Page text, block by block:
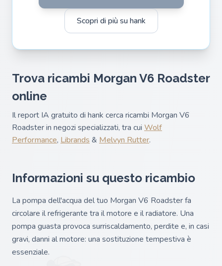
Scopri di più su hank
Trova ricambi Morgan V6 Roadster
online
Il report IA gratuito di hank cerca ricambi Morgan V6
Roadster in negozi specializzati, tra cui Wolf
Performance, Librands & Melvyn Rutter.
Informazioni su questo ricambio
La pompa dell'acqua del tuo Morgan V6 Roadster fa
circolare il refrigerante tra il motore e il radiatore. Una
pompa guasta provoca surriscaldamento, perdite e, in casi
gravi, danni al motore: una sostituzione tempestiva è
essenziale.